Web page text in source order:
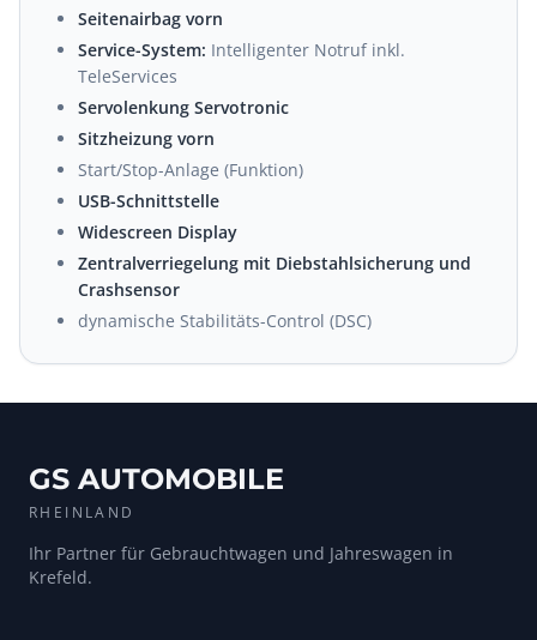
Seitenairbag vorn
Service-System: Intelligenter Notruf inkl.
TeleServices
Servolenkung Servotronic
Sitzheizung vorn
Start/Stop-Anlage (Funktion)
USB-Schnittstelle
Widescreen Display
Zentralverriegelung mit Diebstahlsicherung und
Crashsensor
dynamische Stabilitäts-Control (DSC)
GS AUTOMOBILE
RHEINLAND
Ihr Partner für Gebrauchtwagen und Jahreswagen in
Krefeld.